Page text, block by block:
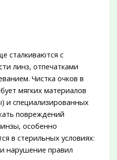
сталкиваются с
линз, отпечатками
Чистка очков в
мягких материалов
и специализированных
повреждений
особенно
в стерильных условиях:
нарушение правил